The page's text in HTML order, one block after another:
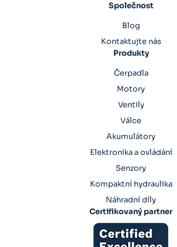
Společnost
Blog
Kontaktujte nás
Produkty
Čerpadla
Motory
Ventily
Válce
Akumulátory
Elektronika a ovládání
Senzory
Kompaktní hydraulika
Náhradní díly
Certifikovaný partner